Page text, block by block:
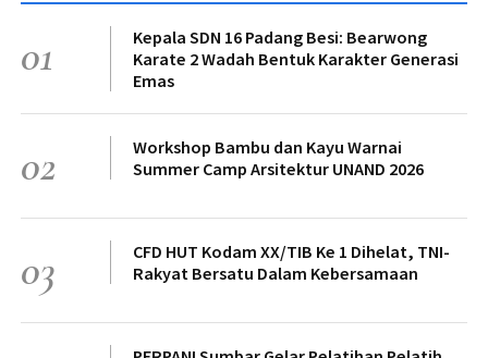
01
Kepala SDN 16 Padang Besi: Bearwong
Karate 2 Wadah Bentuk Karakter Generasi
Emas
02
Workshop Bambu dan Kayu Warnai
Summer Camp Arsitektur UNAND 2026
03
CFD HUT Kodam XX/TIB Ke 1 Dihelat, TNI-
Rakyat Bersatu Dalam Kebersamaan